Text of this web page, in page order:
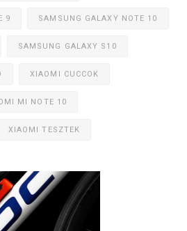
9 SAMSUNG GALAXY NOTE 10
SAMSUNG GALAXY S10
XIAOMI CUCCOK
MI NOTE 10
XIAOMI TESZTEK